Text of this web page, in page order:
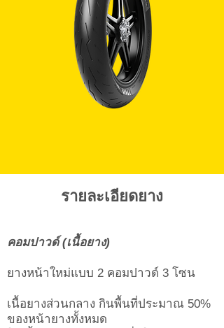
รายละเอียดยาง
คอมปาวด์ (เนื้อยาง)
ยางหน้าใหม่แบบ 2 คอมปาวด์ 3 โซน
เนื้อยางส่วนกลาง กินพื้นที่ประมาณ 50%
ของหน้ายางทั้งหมด